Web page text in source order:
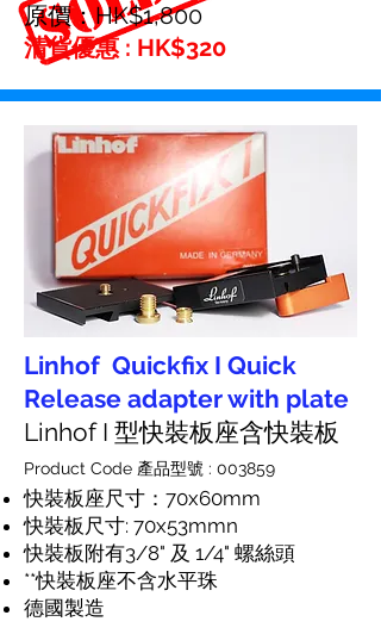
原價：HK$1,800
清貨優惠 : HK$320
Linhof Quickfix I Quick
Release adapter with plate
Linhof I 型快裝板座含快裝板
Product Code 產品型號 : 003859
快裝板座尺寸：70x60mm
快裝板尺寸: 70x53mmn
快裝板附有3/8" 及 1/4" 螺絲頭
**快裝板座不含水平珠
德國製造